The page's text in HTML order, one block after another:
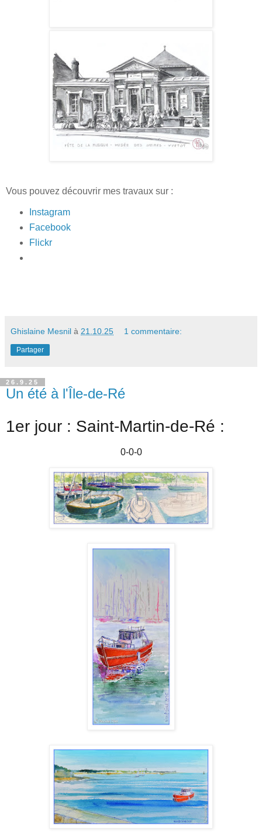
Vous pouvez découvrir mes travaux sur :
Instagram
Facebook
Flickr
Ghislaine Mesnil à 21.10.25 1 commentaire:
Partager
26.9.25
Un été à l'Île-de-Ré
1er jour : Saint-Martin-de-Ré :
0-0-0